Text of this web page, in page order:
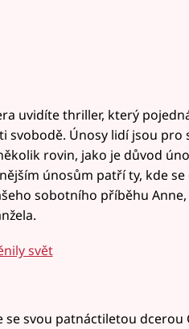
uvidíte thriller, který
svobodě. Únosy lidí jsou pro
rovin, jako je důvod
únosům patří ty, kde
sobotního příběhu
svět
se svou patnáctiletou dcerou